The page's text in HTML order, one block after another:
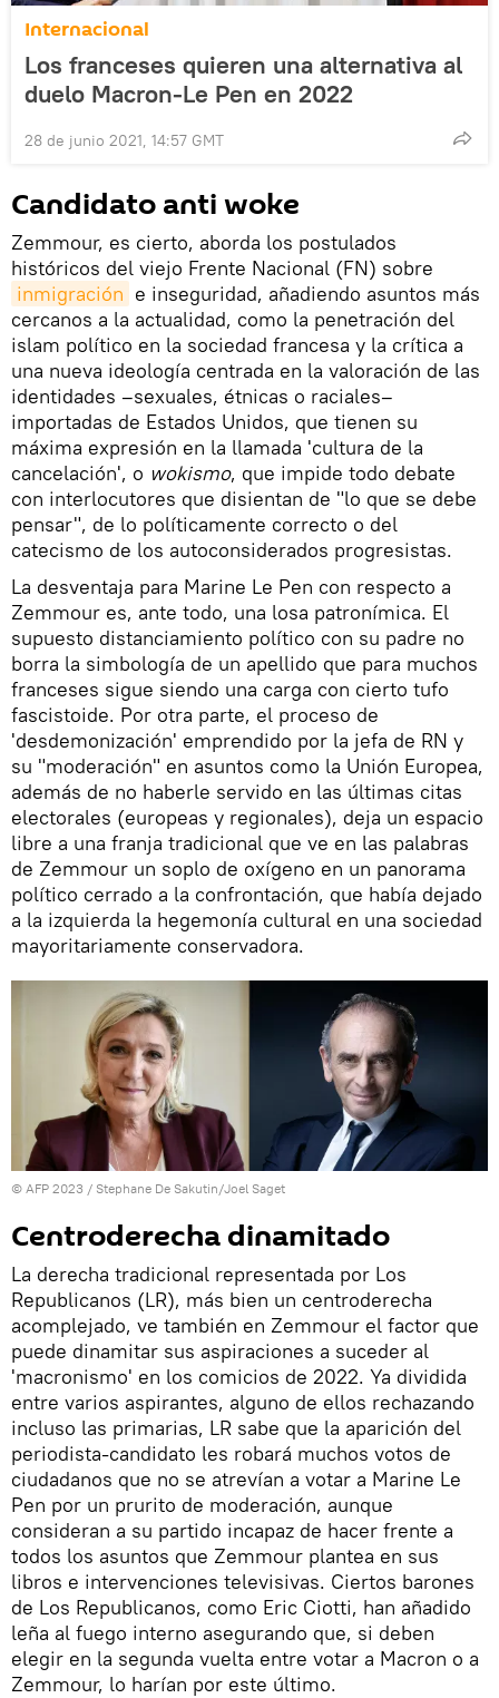
Internacional
Los franceses quieren una alternativa al
duelo Macron-Le Pen en 2022
28 de junio 2021, 14:57 GMT
Candidato anti woke
Zemmour, es cierto, aborda los postulados
históricos del viejo Frente Nacional (FN) sobre
inmigración e inseguridad, añadiendo asuntos más
cercanos a la actualidad, como la penetración del
islam político en la sociedad francesa y la crítica a
una nueva ideología centrada en la valoración de las
identidades –sexuales, étnicas o raciales–
importadas de Estados Unidos, que tienen su
máxima expresión en la llamada 'cultura de la
cancelación', o wokismo, que impide todo debate
con interlocutores que disientan de "lo que se debe
pensar", de lo políticamente correcto o del
catecismo de los autoconsiderados progresistas.
La desventaja para Marine Le Pen con respecto a
Zemmour es, ante todo, una losa patronímica. El
supuesto distanciamiento político con su padre no
borra la simbología de un apellido que para muchos
franceses sigue siendo una carga con cierto tufo
fascistoide. Por otra parte, el proceso de
'desdemonización' emprendido por la jefa de RN y
su "moderación" en asuntos como la Unión Europea,
además de no haberle servido en las últimas citas
electorales (europeas y regionales), deja un espacio
libre a una franja tradicional que ve en las palabras
de Zemmour un soplo de oxígeno en un panorama
político cerrado a la confrontación, que había dejado
a la izquierda la hegemonía cultural en una sociedad
mayoritariamente conservadora.
© AFP 2023 / Stephane De Sakutin/Joel Saget
Centroderecha dinamitado
La derecha tradicional representada por Los
Republicanos (LR), más bien un centroderecha
acomplejado, ve también en Zemmour el factor que
puede dinamitar sus aspiraciones a suceder al
'macronismo' en los comicios de 2022. Ya dividida
entre varios aspirantes, alguno de ellos rechazando
incluso las primarias, LR sabe que la aparición del
periodista-candidato les robará muchos votos de
ciudadanos que no se atrevían a votar a Marine Le
Pen por un prurito de moderación, aunque
consideran a su partido incapaz de hacer frente a
todos los asuntos que Zemmour plantea en sus
libros e intervenciones televisivas. Ciertos barones
de Los Republicanos, como Eric Ciotti, han añadido
leña al fuego interno asegurando que, si deben
elegir en la segunda vuelta entre votar a Macron o a
Zemmour, lo harían por este último.